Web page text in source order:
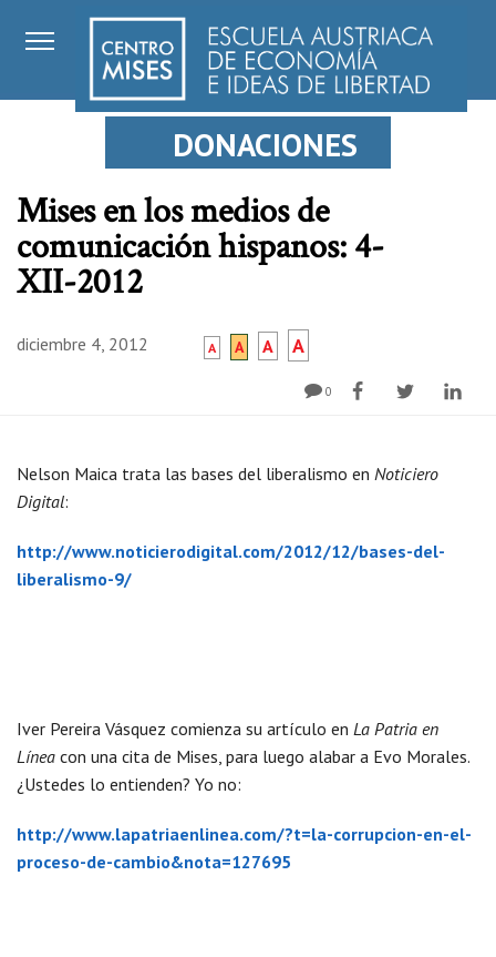
DONACIONES
Mises en los medios de
comunicación hispanos: 4-
XII-2012
diciembre 4, 2012 A A A A
0
Nelson Maica trata las bases del liberalismo en Noticiero
Digital:
http://www.noticierodigital.com/2012/12/bases-del-
liberalismo-9/
Iver Pereira Vásquez comienza su artículo en La Patria en
Línea con una cita de Mises, para luego alabar a Evo Morales.
¿Ustedes lo entienden? Yo no:
http://www.lapatriaenlinea.com/?t=la-corrupcion-en-el-
proceso-de-cambio&nota=127695